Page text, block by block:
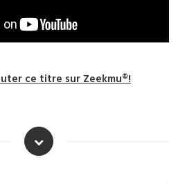
ce titre sur Zeekmu®!